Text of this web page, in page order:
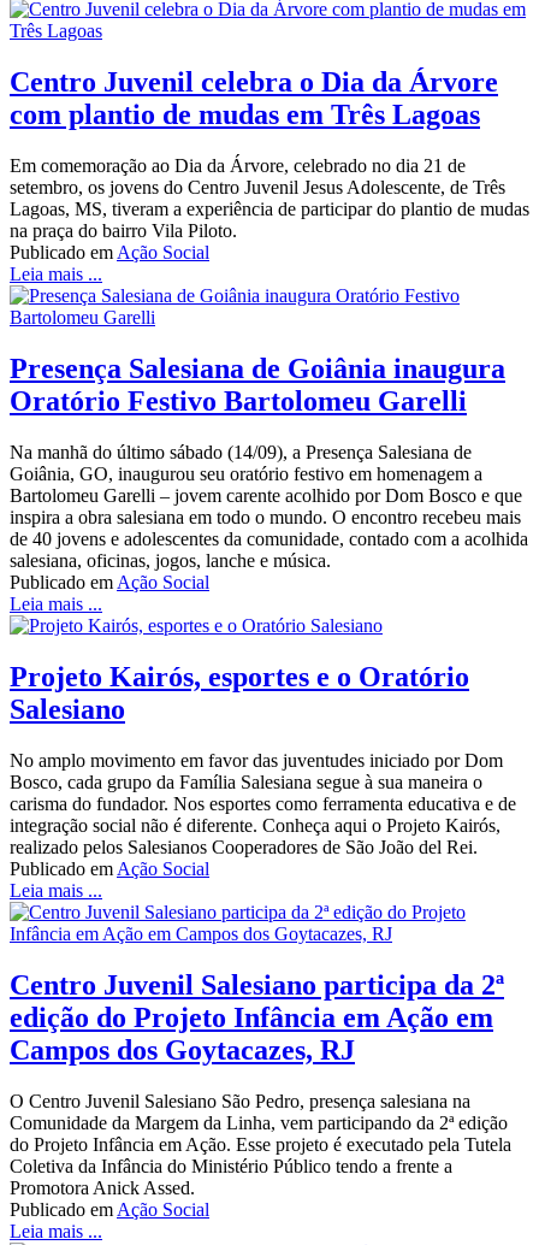
Centro Juvenil celebra o Dia da Árvore
com plantio de mudas em Três Lagoas
Em comemoração ao Dia da Árvore, celebrado no dia 21 de
setembro, os jovens do Centro Juvenil Jesus Adolescente, de Três
Lagoas, MS, tiveram a experiência de participar do plantio de mudas
na praça do bairro Vila Piloto.
Publicado em Ação Social
Leia mais ...
Presença Salesiana de Goiânia inaugura
Oratório Festivo Bartolomeu Garelli
Na manhã do último sábado (14/09), a Presença Salesiana de
Goiânia, GO, inaugurou seu oratório festivo em homenagem a
Bartolomeu Garelli – jovem carente acolhido por Dom Bosco e que
inspira a obra salesiana em todo o mundo. O encontro recebeu mais
de 40 jovens e adolescentes da comunidade, contado com a acolhida
salesiana, oficinas, jogos, lanche e música.
Publicado em Ação Social
Leia mais ...
Projeto Kairós, esportes e o Oratório
Salesiano
No amplo movimento em favor das juventudes iniciado por Dom
Bosco, cada grupo da Família Salesiana segue à sua maneira o
carisma do fundador. Nos esportes como ferramenta educativa e de
integração social não é diferente. Conheça aqui o Projeto Kairós,
realizado pelos Salesianos Cooperadores de São João del Rei.
Publicado em Ação Social
Leia mais ...
Centro Juvenil Salesiano participa da 2ª
edição do Projeto Infância em Ação em
Campos dos Goytacazes, RJ
O Centro Juvenil Salesiano São Pedro, presença salesiana na
Comunidade da Margem da Linha, vem participando da 2ª edição
do Projeto Infância em Ação. Esse projeto é executado pela Tutela
Coletiva da Infância do Ministério Público tendo a frente a
Promotora Anick Assed.
Publicado em Ação Social
Leia mais ...